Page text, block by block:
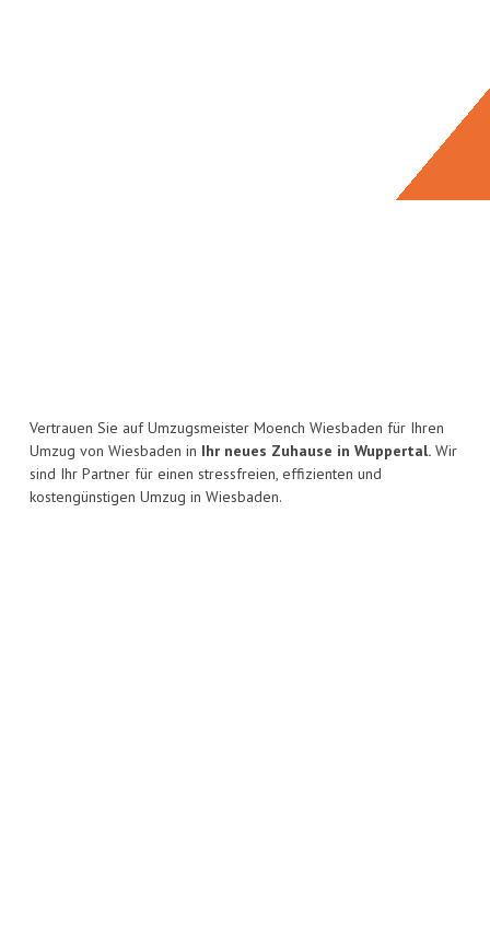
Vertrauen Sie auf Umzugsmeister Moench Wiesbaden für Ihren
Umzug von Wiesbaden in Ihr neues Zuhause in Wuppertal. Wir
sind Ihr Partner für einen stressfreien, effizienten und
kostengünstigen Umzug in Wiesbaden.